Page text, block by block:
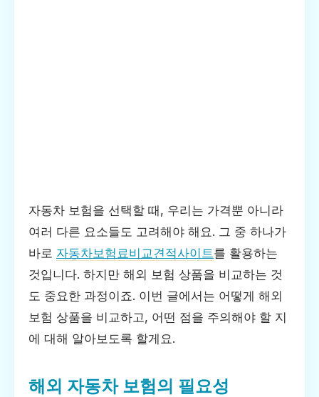
자동차 보험을 선택할 때, 우리는 가격뿐 아니라
여러 다른 요소들도 고려해야 해요. 그 중 하나가
바로 자동차보험료비교견적사이트를 활용하는
것입니다. 하지만 해외 보험 상품을 비교하는 것
도 중요한 과정이죠. 이번 글에서는 어떻게 해외
보험 상품을 비교하고, 어떤 점을 주의해야 할 지
에 대해 알아보도록 할게요.
해외 자동차 보험의 필요성